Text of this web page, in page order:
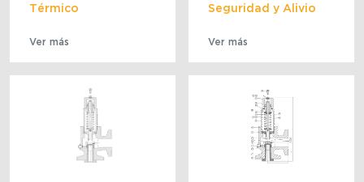
Térmico
Ver más
Seguridad y Alivio
Ver más